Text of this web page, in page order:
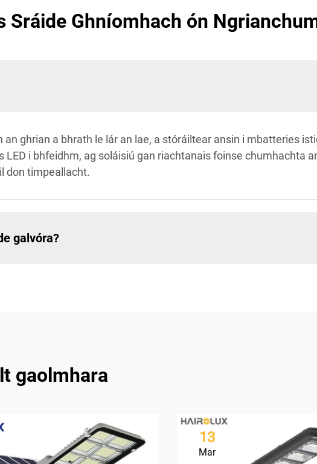
Sráide Ghníomhach ón
ghrian a bhrath le lár an lae, a stóráiltear ansin i mbatteries
i bhfeidhm, ag soláisiú gan riachtanais foinse chumhachta
don timpeallacht.
galvóra?
gaolmhara
13
Mar